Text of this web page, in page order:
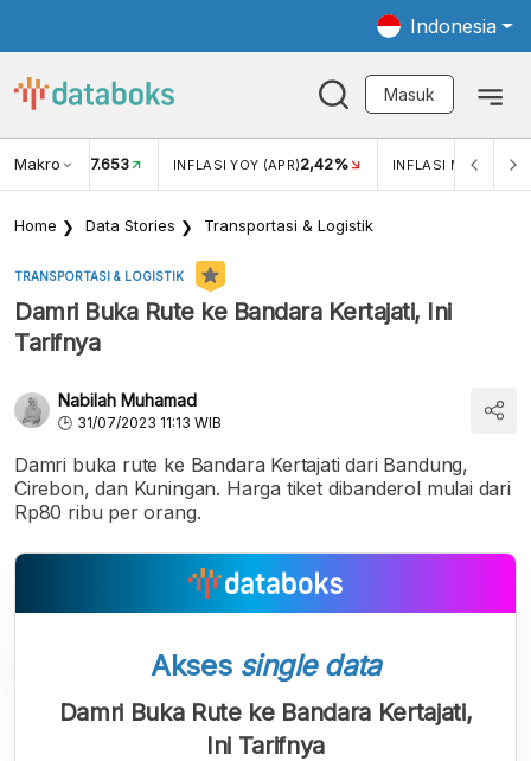
Indonesia
Masuk
Makro
USD/IDR 17.653 INFLASI YOY (APR)2,42% INFLASI MOM (APR)
Home Data Stories Transportasi & Logistik
TRANSPORTASI & LOGISTIK
Damri Buka Rute ke Bandara Kertajati, Ini
Tarifnya
Nabilah Muhamad
31/07/2023 11:13 WIB
Damri buka rute ke Bandara Kertajati dari Bandung,
Cirebon, dan Kuningan. Harga tiket dibanderol mulai dari
Rp80 ribu per orang.
Akses single data
Damri Buka Rute ke Bandara Kertajati,
Ini Tarifnya